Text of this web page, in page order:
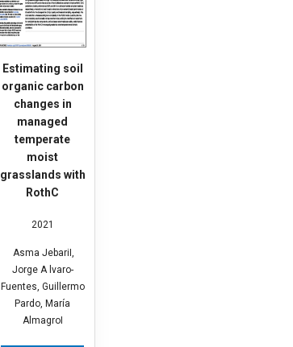
Estimating soil
organic carbon
changes in
managed
temperate
moist
grasslands with
RothC
2021
Asma JebariI,
Jorge A lvaro-
Fuentes, Guillermo
Pardo, María
AlmagroI